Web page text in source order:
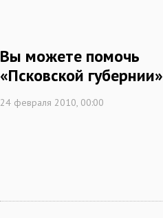
Вы можете помочь
«Псковской губернии»
24 февраля 2010, 00:00